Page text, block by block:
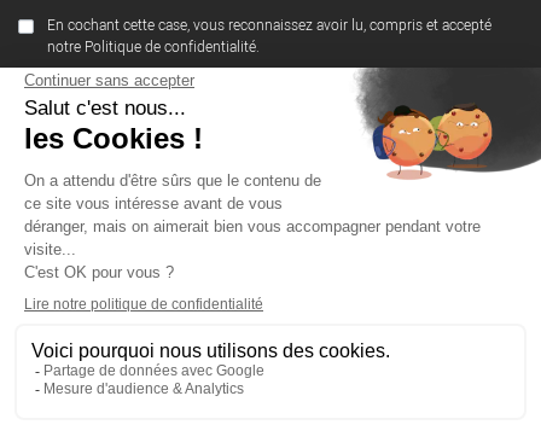
En cochant cette case, vous reconnaissez avoir lu, compris et accepté
notre Politique de confidentialité.
SUIVEZ-NOUS
NOTRE SOCIÉTÉ
PRODUITS